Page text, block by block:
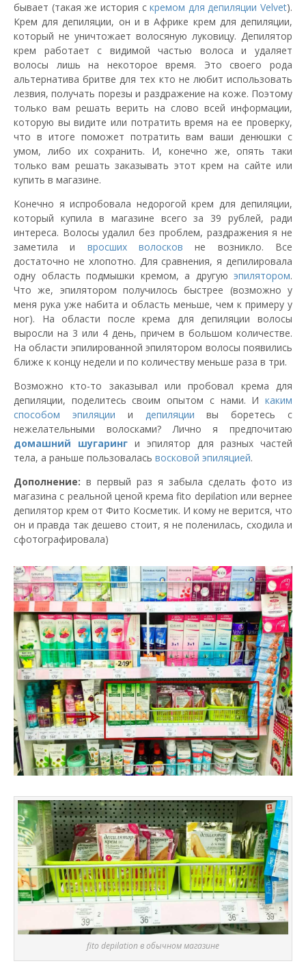
бывает (такая же история скремом для депиляции Velvet).
Крем для депиляции, он и в Африке крем для депиляции,
который не уничтожает волосяную луковицу. Депилятор
крем работает с видимой частью волоса и удаляет
волосы лишь на некоторое время. Это своего рода
альтернатива бритве для тех кто не любит использовать
лезвия, получать порезы и раздражение на коже. Поэтому
только вам решать верить на слово всей информации,
которую вы видите или потратить время на ее проверку,
что в итоге поможет потратить вам ваши денюшки с
умом, либо их сохранить. И, конечно же, опять таки
только вам решать заказывать этот крем на сайте или
купить в магазине.
Конечно я испробовала недорогой крем для депиляции,
который купила в магазине всего за 39 рублей, ради
интереса. Волосы удалил без проблем, раздражения я не
заметила и вросших волосков не возникло. Все
достаточно не хлопотно. Для сравнения, я депилировала
одну область подмышки кремом, а другую эпилятором.
Что же, эпилятором получилось быстрее (возможно у
меня рука уже набита и область меньше, чем к примеру у
ног). На области после крема для депиляции волосы
выросли на 3 или 4 день, причем в большом количестве.
На области эпилированной эпилятором волосы появились
ближе к концу недели и по количеству меньше раза в три.
Возможно кто-то заказывал или пробовал крема для
депиляции, поделитесь своим опытом с нами. И каким
способом эпиляции и депиляции вы боретесь с
нежелательными волосками? Лично я предпочитаю
домашний
шугаринг и эпилятор для разных частей
тела, а раньше пользовалась восковой эпиляцией.
Дополнение: в первый раз я забыла сделать фото из
магазина с реальной ценой крема fito depilation или вернее
депилятор крем от Фито Косметик. И кому не верится, что
он и правда так дешево стоит, я не поленилась, сходила и
сфотографировала)
fito depilation в обычном магазине